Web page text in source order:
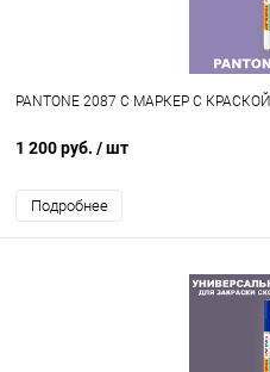
PANTONE 2087 C МАРКЕР С КРАСКОЙ
1 200 руб. / шт
Подробнее